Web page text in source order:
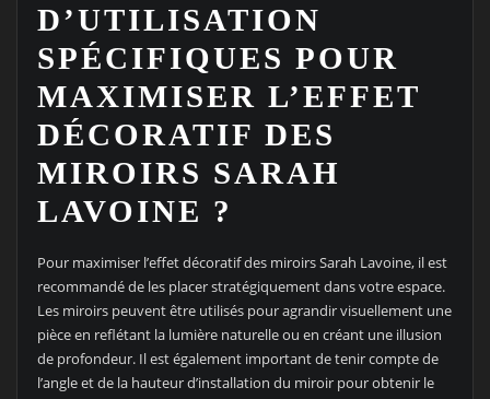
D’UTILISATION
SPÉCIFIQUES POUR
MAXIMISER L’EFFET
DÉCORATIF DES
MIROIRS SARAH
LAVOINE ?
Pour maximiser l’effet décoratif des miroirs Sarah Lavoine, il est
recommandé de les placer stratégiquement dans votre espace.
Les miroirs peuvent être utilisés pour agrandir visuellement une
pièce en reflétant la lumière naturelle ou en créant une illusion
de profondeur. Il est également important de tenir compte de
l’angle et de la hauteur d’installation du miroir pour obtenir le